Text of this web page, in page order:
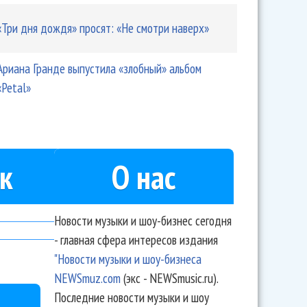
дня дождя» просят: «Не смотри наверх»
Гранде выпустила «злобный» альбом
О нас
Новости музыки и шоу-бизнес сегодня
- главная сфера интересов издания
"Новости музыки и шоу-бизнеса
NEWSmuz.com(экс - NEWSmusic.ru).
Последние новости музыки и шоу